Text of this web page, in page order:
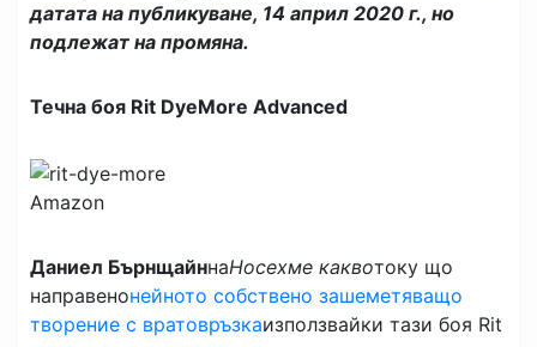
датата на публикуване, 14 април 2020 г., но
подлежат на промяна.
Течна боя Rit DyeMore Advanced
Amazon
Даниел БърнщайннаНосехме каквотоку що
направенонейното собствено зашеметяващо
творение с вратовръзкаизползвайки тази боя Rit